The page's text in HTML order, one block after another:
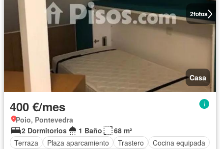
2fotos
Casa
400 €/mes
Poio, Pontevedra
2 Dormitorios
1 Baño
68 m²
Terraza
Plaza aparcamiento Trastero
Cocina equipada